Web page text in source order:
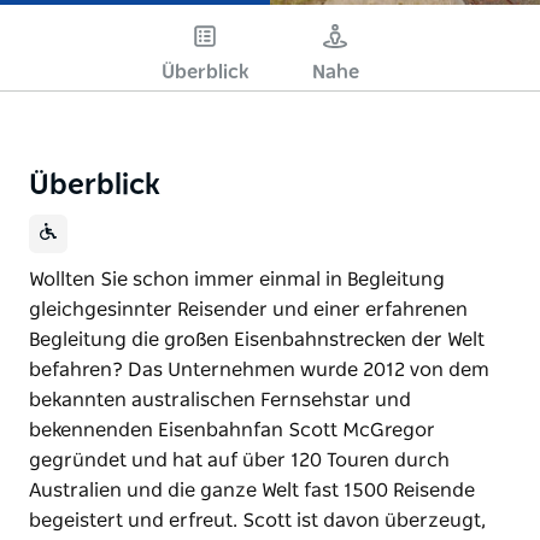
Überblick Nahe
Überblick
Wollten Sie schon immer einmal in Begleitung
gleichgesinnter Reisender und einer erfahrenen
Begleitung die großen Eisenbahnstrecken der Welt
befahren? Das Unternehmen wurde 2012 von dem
bekannten australischen Fernsehstar und
bekennenden Eisenbahnfan Scott McGregor
gegründet und hat auf über 120 Touren durch
Australien und die ganze Welt fast 1500 Reisende
begeistert und erfreut. Scott ist davon überzeugt,